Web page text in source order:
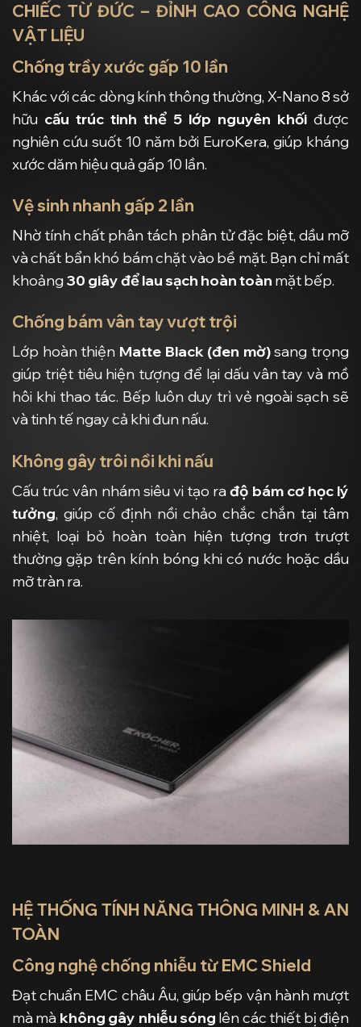
CHIẾC TỪ ĐỨC – ĐỈNH CAO CÔNG NGHỆ
VẬT LIỆU
Chống trầy xước gấp 10 lần
Khác với các dòng kính thông thường, X-Nano 8 sở
hữu cấu trúc tinh thể 5 lớp nguyên khối được
nghiên cứu suốt 10 năm bởi EuroKera, giúp kháng
xước dăm hiệu quả gấp 10 lần.
Vệ sinh nhanh gấp 2 lần
Nhờ tính chất phân tách phân tử đặc biệt, dầu mỡ
và chất bẩn khó bám chặt vào bề mặt. Bạn chỉ mất
khoảng 30 giây để lau sạch hoàn toàn mặt bếp.
Chống bám vân tay vượt trội
Lớp hoàn thiện Matte Black (đen mờ)sang trọng
giúp triệt tiêu hiện tượng để lại dấu vân tay và mồ
hôi khi thao tác. Bếp luôn duy trì vẻ ngoài sạch sẽ
và tinh tế ngay cả khi đun nấu.
Không gây trôi nồi khi nấu
Cấu trúc vân nhám siêu vi tạo rađộ bám cơ học lý
tưởng, giúp cố định nồi chảo chắc chắn tại tâm
nhiệt, loại bỏ hoàn toàn hiện tượng trơn trượt
thường gặp trên kính bóng khi có nước hoặc dầu
mỡ tràn ra.
HỆ THỐNG TÍNH NĂNG THÔNG MINH & AN
TOÀN
Công nghệ chống nhiễu từ EMC Shield
Đạt chuẩn EMC châu Âu, giúp bếp vận hành mượt
mà mà không gây nhiễu sóng lên các thiết bị điện